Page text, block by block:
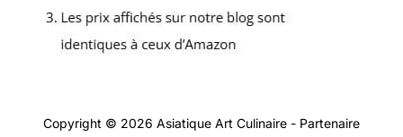
Copyright © 2026 Asiatique Art Culinaire - Partenaire